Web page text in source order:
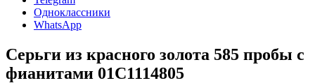
Одноклассники
WhatsApp
Серьги из красного золота 585 пробы с
фианитами 01С1114805